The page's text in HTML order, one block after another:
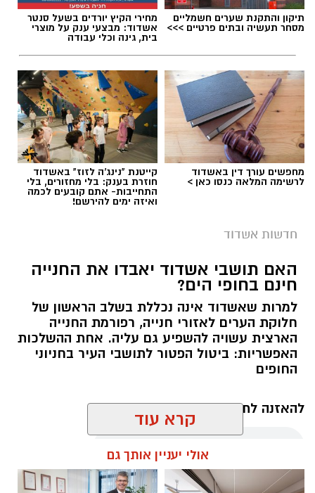
תיקון והתקנת שערים חשמליים
מסחר תעשיה ובתים פרטיים >>>
מחירי הקיץ יורדים בשעל סנטר
אשדוד: מבצעי ענק על מוצרי
בית, גינה וכלי עבודה
מחפשים עורך דין באשדוד
לרשימה המלאה כנסו כאן >
קייטנת "נינג'ה לזוז" באשדוד
חוזרת בענק: בלי מחזורים, בלי
התחייבות- אתם קובעים לכמה
ואיזה ימים להירשם!
חדשות אשדוד
האם תושבי אשדוד יאבדו את החנייה
חינם בחופי הים?
למרות שאשדוד אינה נכללת בשלב הראשון של
חלוקת הערים לאזורי חנייה, רפורמת החנייה
הארצית עשויה להשפיע גם עליה. אחת ההשלכות
האפשריות: ביטול הפטור לתושבי העיר בחניוני
החופים
להאזנה לתוכן:
עופר אשטוקר / 12:00 06.08.26
קרא עוד
אולי יעניין אותך גם